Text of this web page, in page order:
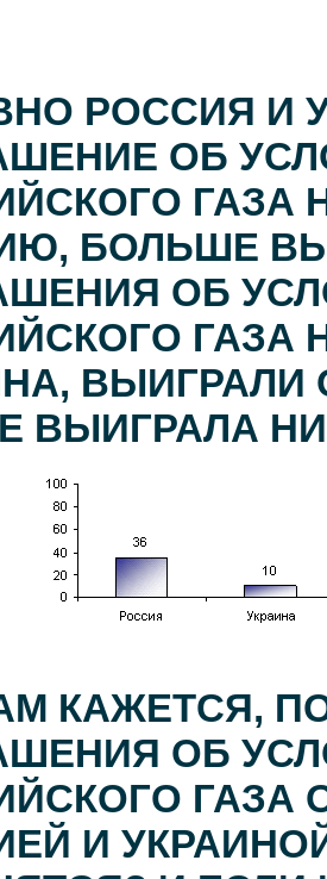
РОССИЯ И
ОБ
ГАЗА
БОЛЬШЕ
ОБ
ГАЗА
ВЫИГРАЛА
КАЖЕТСЯ,
ОБ
И